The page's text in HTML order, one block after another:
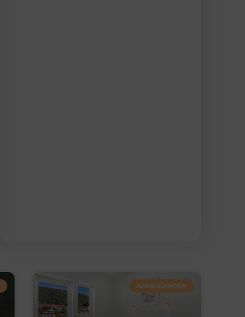
AANBIEDINGEN